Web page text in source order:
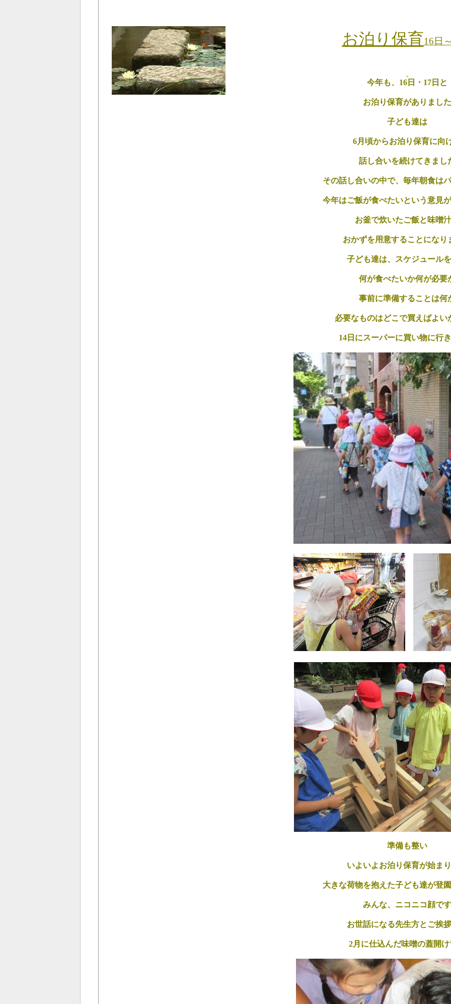
お泊り保育16日
今年も、16日・17日と
お泊り保育がありました
子ども達は
6月頃からお泊り保育に向
話し合いを続けてきまし
その話し合いの中で、毎年朝食は
今年はご飯が食べたいという意見
お釜で炊いたご飯と味噌
おかずを用意することになり
子ども達は、スケジュール
何が食べたいか何が必要
事前に準備することは何
必要なものはどこで買えばよい
14日にスーパーに買い物に行
準備も整い
いよいよお泊り保育が始ま
大きな荷物を抱えた子ども達が登
みんな、ニコニコ顔です
お世話になる先生方とご挨
2月に仕込んだ味噌の蓋開